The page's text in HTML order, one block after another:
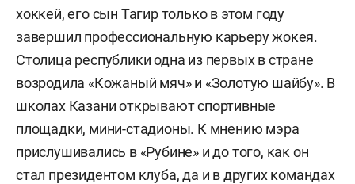
хоккей, его сын Тагир только в этом году
завершил профессиональную карьеру жокея.
Столица республики одна из первых в стране
возродила «Кожаный мяч» и «Золотую шайбу». В
школах Казани открывают спортивные
площадки, мини-стадионы. К мнению мэра
прислушивались в «Рубине» и до того, как он
стал президентом клуба, да и в других командах